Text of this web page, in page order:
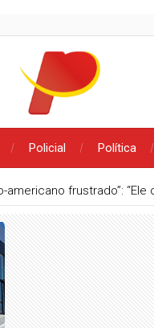
Policial Política
americano frustrado”: “Ele